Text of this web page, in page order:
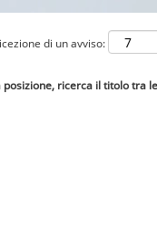
di un avviso:
posizione, ricerca il titolo tra